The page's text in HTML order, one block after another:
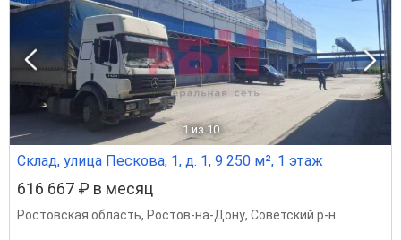
1 из 10
Склад, улица Пескова, 1, д. 1, 9 250 м², 1 этаж
616 667 ₽ в месяц
Ростовская область, Ростов-на-Дону, Советский р-н